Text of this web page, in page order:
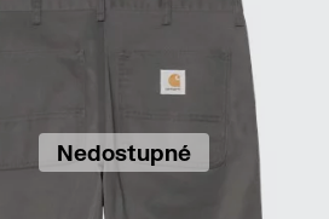
Nedostupné